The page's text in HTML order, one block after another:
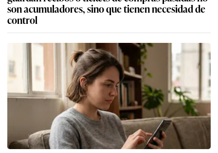
son acumuladores, sino que tienen necesidad de
control